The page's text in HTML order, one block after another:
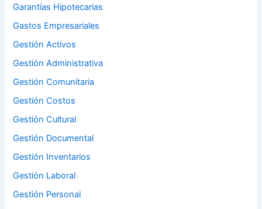
Garantías Hipotecarias
Gastos Empresariales
Gestión Activos
Gestión Administrativa
Gestión Comunitaria
Gestión Costos
Gestión Cultural
Gestión Documental
Gestión Inventarios
Gestión Laboral
Gestión Personal